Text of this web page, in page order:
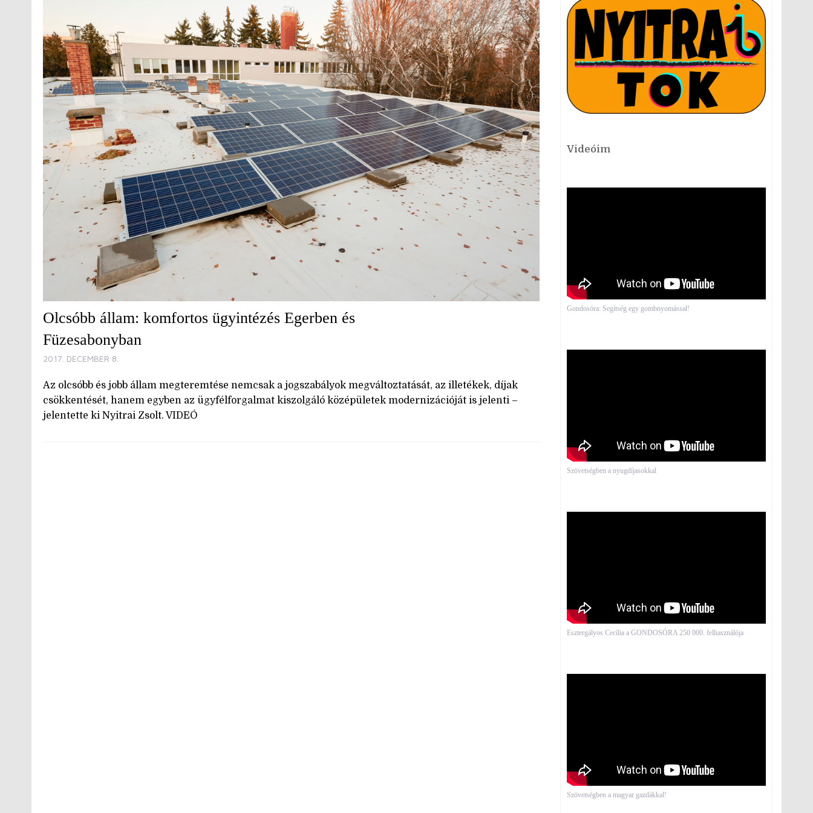
Olcsóbb állam: komfortos ügyintézés Egerben és
Füzesabonyban
2017. DECEMBER 8.
Az olcsóbb és jobb állam megteremtése nemcsak a jogszabályok megváltoztatását, az illetékek, díjak
csökkentését, hanem egyben az ügyfélforgalmat kiszolgáló középületek modernizációját is jelenti –
jelentette ki Nyitrai Zsolt. VIDEÓ
Videóim
Gondosóra: Segítség egy gombnyomással!
Szövetségben a nyugdíjasokkal
Esztergályos Cecília a GONDOSÓRA 250 000. felhasználója
Szövetségben a magyar gazdákkal!